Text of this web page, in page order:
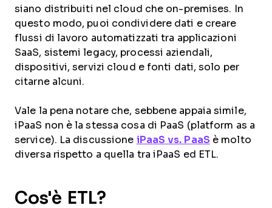
siano distribuiti nel cloud che on-premises. In
questo modo, puoi condividere dati e creare
flussi di lavoro automatizzati tra applicazioni
SaaS, sistemi legacy, processi aziendali,
dispositivi, servizi cloud e fonti dati, solo per
citarne alcuni.
Vale la pena notare che, sebbene appaia simile,
iPaaS non è la stessa cosa di PaaS (platform as a
service). La discussione iPaaS vs. PaaS è molto
diversa rispetto a quella tra iPaaS ed ETL.
Cos'è ETL?